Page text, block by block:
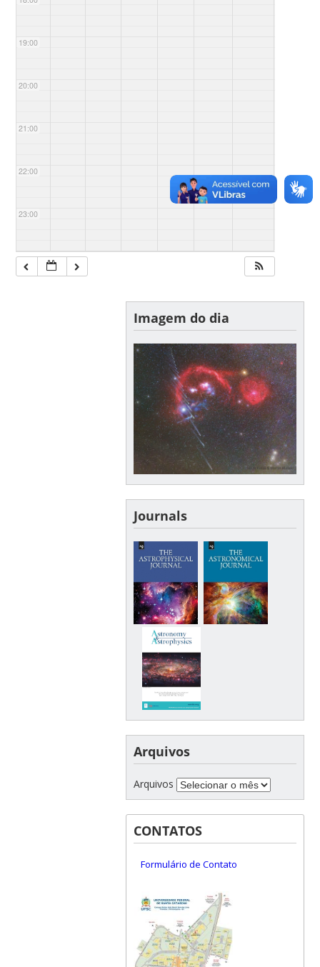
19:00
20:00
21:00
22:00
23:00
Imagem do dia
Journals
Arquivos
Arquivos
CONTATOS
Formulário de Contato